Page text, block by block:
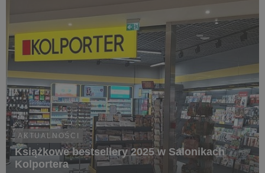
AKTUALNOŚCI
Książkowe bestsellery 2025 w Salonikach
Kolportera